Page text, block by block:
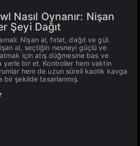
Nasıl Oynanır: Nişan
Şeyi Dağıt
Nişan al, fırlat, dağıt ve gül.
al, seçtiğin nesneyi güçlü ve
için atış düğmesine bas ve
yerle bir et. Kontroller hem vaktin
hem de uzun süreli kaotik kavga
bir şekilde tasarlanmış.